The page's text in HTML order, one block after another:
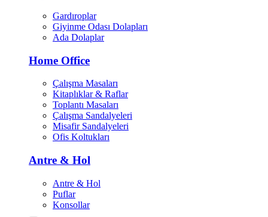
Gardıroplar
Giyinme Odası Dolapları
Ada Dolaplar
Home Office
Çalışma Masaları
Kitaplıklar & Raflar
Toplantı Masaları
Çalışma Sandalyeleri
Misafir Sandalyeleri
Ofis Koltukları
Antre & Hol
Antre & Hol
Puflar
Konsollar